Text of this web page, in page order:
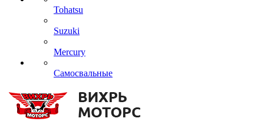
Tohatsu
Suzuki
Mercury
Самосвальные